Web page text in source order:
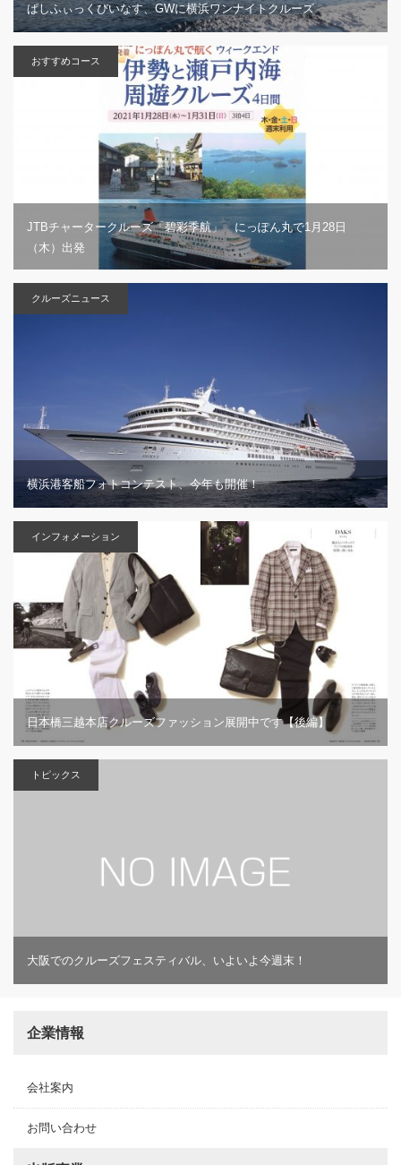
ぱしふぃっくびいなす、GWに横浜ワンナイトクルーズ
おすすめコース
JTBチャータークルーズ「碧彩季航」 にっぽん丸で1月28日
（木）出発
クルーズニュース
横浜港客船フォトコンテスト、今年も開催！
インフォメーション
日本橋三越本店クルーズファッション展開中です【後編】
トピックス
大阪でのクルーズフェスティバル、いよいよ今週末！
企業情報
会社案内
お問い合わせ